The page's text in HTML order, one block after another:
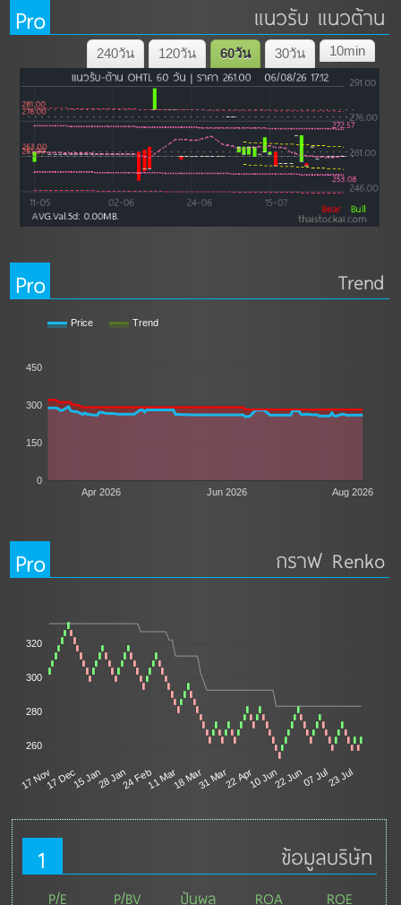
Pro แนวรับ แนวต้าน
10min
30วัน
60วัน
120วัน
240วัน
Pro Trend
Price Trend
Apr 2026 Jun 2026 Aug 2026
0
150
300
450
Pro กราฟ Renko
17 Nov17 Dec15 Jan28 Jan24 Feb11 Mar18 Mar31 Mar22 Apr10 Jun22 Jun07 Jul23 Jul
260
280
300
320
1 ข้อมูลบริษัท
P/E P/BV ปันผล ROA ROE